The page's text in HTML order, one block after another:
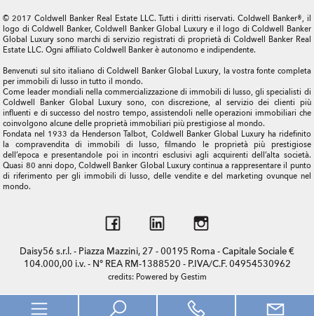
© 2017 Coldwell Banker Real Estate LLC. Tutti i diritti riservati. Coldwell Banker®, il
logo di Coldwell Banker, Coldwell Banker Global Luxury e il logo di Coldwell Banker
Global Luxury sono marchi di servizio registrati di proprietà di Coldwell Banker Real
Estate LLC. Ogni affiliato Coldwell Banker è autonomo e indipendente.
Benvenuti sul sito italiano di Coldwell Banker Global Luxury, la vostra fonte completa
per immobili di lusso in tutto il mondo.
Come leader mondiali nella commercializzazione di immobili di lusso, gli specialisti di
Coldwell Banker Global Luxury sono, con discrezione, al servizio dei clienti più
influenti e di successo del nostro tempo, assistendoli nelle operazioni immobiliari che
coinvolgono alcune delle proprietà immobiliari più prestigiose al mondo.
Fondata nel 1933 da Henderson Talbot, Coldwell Banker Global Luxury ha ridefinito
la compravendita di immobili di lusso, filmando le proprietà più prestigiose
dell’epoca e presentandole poi in incontri esclusivi agli acquirenti dell’alta società.
Quasi 80 anni dopo, Coldwell Banker Global Luxury continua a rappresentare il punto
di riferimento per gli immobili di lusso, delle vendite e del marketing ovunque nel
mondo.
Daisy56 s.r.l. - Piazza Mazzini, 27 - 00195 Roma - Capitale Sociale €
104.000,00 i.v. - N° REA RM-1388520 - P.IVA/C.F. 04954530962
credits: Powered by Gestim